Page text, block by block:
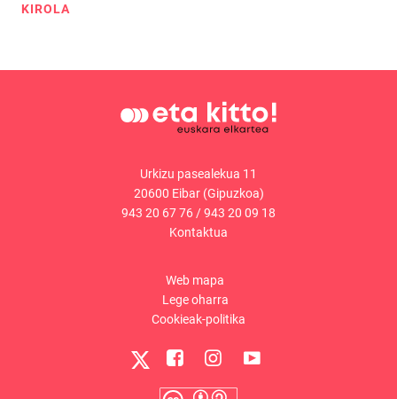
KIROLA
Urkizu pasealekua 11
20600 Eibar (Gipuzkoa)
943 20 67 76/943 20 09 18
Kontaktua
Web mapa
Lege oharra
Cookieak-politika